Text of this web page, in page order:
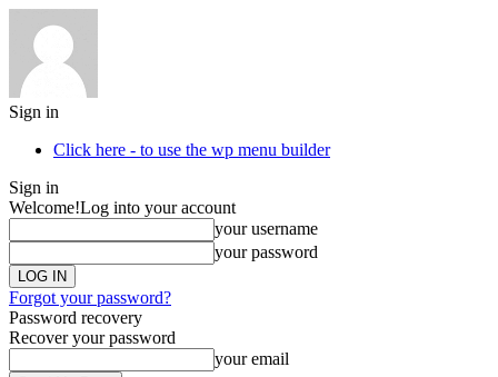
Sign in
Click here - to use the wp menu builder
Sign in
Welcome!Log into your account
your username
your password
Forgot your password?
Password recovery
Recover your password
your email